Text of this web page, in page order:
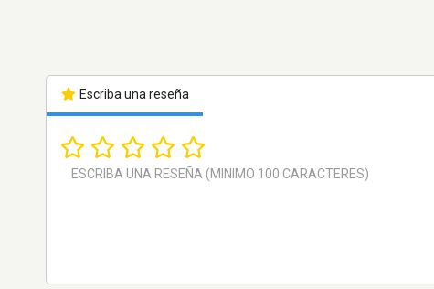
Escriba una reseña